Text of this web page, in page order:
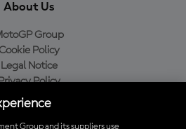
About Us
Group
Cookie Policy
Legal Notice
Policy
Policy
Group and its suppliers use